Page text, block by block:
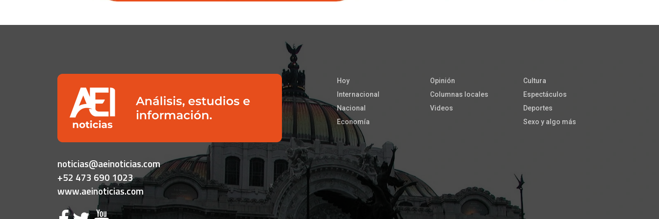
noticias@aeinoticias.com
+52 473 690 1023
www.aeinoticias.com
Hoy
Internacional
Nacional
Economía
Opinión
Columnas locales
Videos
Cultura
Espectáculos
Deportes
Sexo y algo más